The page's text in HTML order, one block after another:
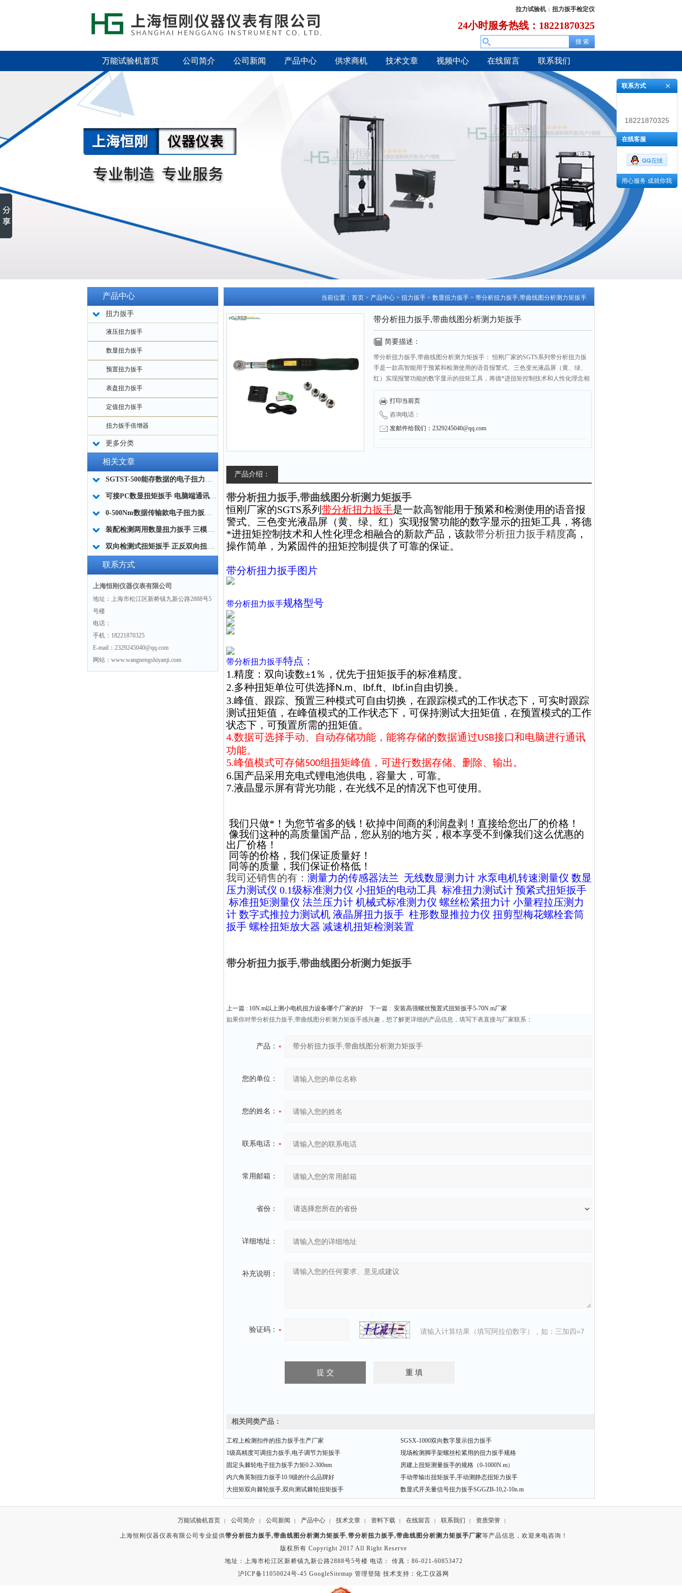
拉力试验机 | 扭力扳手检定仪
24小时服务热线：18221870325
万能试验机首页 公司简介 公司新闻 产品中心 供求商机 技术文章 视频中心 在线留言 联系我们
产品中心
扭力扳手
液压扭力扳手
数显扭力扳手
预置扭力扳手
表盘扭力扳手
定值扭力扳手
扭力扳手倍增器
更多分类
相关文章
SGTST-500能存数据的电子扭力扳手 带工作记录的智能扭力扳手厂家
可接PC数显扭矩扳手 电脑端通讯力矩扳手 数据上传电脑电子扭力扳手厂家
0-500Nm数据传输款电子扭力扳手,信号输出追溯扭矩值的扭矩扳手
装配检测两用数显扭力扳手 三模式切换扭矩扳手 工业紧固测量力矩扳手品牌
双向检测式扭矩扳手 正反双向扭力测试检测扳手 正旋反旋力矩扳手厂家
联系方式
上海恒刚仪器仪表有限公司
地址：上海市松江区新桥镇九新公路2888号5
号楼
电话：
手机：18221870325
E-mail：2329245040@qq.com
网站：www.wangnengshiyanji.com
当前位置： 首页 > 产品中心 > 扭力扳手 > 数显扭力扳手 > 带分析扭力扳手,带曲线图分析测力矩扳手
带分析扭力扳手,带曲线图分析测力矩扳手
简要描述：
带分析扭力扳手,带曲线图分析测力矩扳手： 恒刚厂家的SGTS系列带分析扭力扳
手是一款高智能用于预紧和检测使用的语音报警式、三色变光液晶屏（黄、绿、
红）实现报警功能的数字显示的扭矩工具，将德*进扭矩控制技术和人性化理念相
融合的新款国产品，该款带分析扭力扳手精度高，操作简单，为紧固件的扭矩控
制提供了可靠的保证。
打印当前页
咨询电话：
发邮件给我们：2329245040@qq.com
产品介绍：
带分析扭力扳手,带曲线图分析测力矩扳手
恒刚厂家的SGTS系列 带分析扭力扳手是一款高智能用于预紧和检测使用的语音报
警式、三色变光液晶屏（黄、绿、红）实现报警功能的数字显示的扭矩工具，将德
*进扭矩控制技术和人性化理念相融合的新款产品，该款带分析扭力扳手精度高，
操作简单，为紧固件的扭矩控制提供了可靠的保证。
带分析扭力扳手图片
带分析扭力扳手规格型号
带分析扭力扳手特点：
1.精度：双向读数±1 ％，优先于扭矩扳手的标准精度。
2.多种扭矩单位可供选择N.m、 Ibf.ft、 Ibf.in自由切换。
3.峰值、跟踪、预置三种模式可自由切换，在跟踪模式的工作状态下，可实时跟踪
测试扭矩值，在峰值模式的工作状态下，可保持测试大扭矩值，在预置模式的工作
状态下，可预置所需的扭矩值。
4.数据可选择手动、自动存储功能，能将存储的数据通过USB接口和电脑进行通讯
功能。
5.峰值模式可存储500组扭矩峰值，可进行数据存储、删除、输出。
6.国产品采用充电式锂电池供电，容量大，可靠。
7.液晶显示屏有背光功能，在光线不足的情况下也可使用。
我们只做*！为您节省多的钱！砍掉中间商的利润盘剥！直接给您出厂的价格！
像我们这种的高质量国产品，您从别的地方买，根本享受不到像我们这么优惠的
出厂价格！
同等的价格，我们保证质量好！
同等的质量，我们保证价格低！
我司还销售的有： 测量力的传感器法兰 无线数显测力计 水泵电机转速测量仪 数显
压力测试仪 0.1级标准测力仪 小扭矩的电动工具 标准扭力测试计 预紧式扭矩扳手
标准扭矩测量仪 法兰压力计 机械式标准测力仪 螺丝松紧扭力计 小量程拉压测力
计 数字式推拉力测试机 液晶屏扭力扳手 柱形数显推拉力仪 扭剪型梅花螺栓套筒
扳手 螺栓扭矩放大器 减速机扭矩检测装置
带分析扭力扳手,带曲线图分析测力矩扳手
上一篇 : 10N.m以上测小电机扭力设备哪个厂家的好 下一篇 : 安装高强螺丝预置式扭矩扳手5-70N.m厂家
如果你对带分析扭力扳手,带曲线图分析测力矩扳手感兴趣，想了解更详细的产品信息，填写下表直接与厂家联系：
产品：
您的单位：
您的姓名：
联系电话：
常用邮箱：
省份：
详细地址：
补充说明：
验证码： 请输入计算结果（填写阿拉伯数字），如：三加四=7
相关同类产品：
工程上检测扣件的扭力扳手生产厂家
SGSX-1000双向数字显示扭力扳手
1级高精度可调扭力扳手,电子调节力矩扳手
现场检测脚手架螺丝松紧用的扭力扳手规格
固定头棘轮电子扭力扳手力矩0.2-300nm
房建上扭矩测量扳手的规格（0-1000N.m）
内六角英制扭力扳手10.9级的什么品牌好
手动带输出扭矩扳手,手动测静态扭矩力扳手
大扭矩双向棘轮扳手,双向测试棘轮扭矩扳手
数显式开关量信号扭力扳手SGGZB-10,2-10n.m
万能试验机首页 | 公司简介 | 公司新闻 | 产品中心 | 技术文章 | 资料下载 | 在线留言 | 联系我们 | 资质荣誉 |
上海恒刚仪器仪表有限公司专业提供带分析扭力扳手,带曲线图分析测力矩扳手,带分析扭力扳手,带曲线图分析测力矩扳手厂家等产品信息，欢迎来电咨询！
版权所有 Copyright 2017 All Right Reserve
地址：上海市松江区新桥镇九新公路2888号5号楼 电话： 传真：86-021-60853472
沪ICP备11050024号-45 GoogleSitemap 管理登陆 技术支持： 化工仪器网
联系方式
18221870325
在线客服
用心服务 成就你我